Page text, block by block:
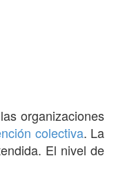
organizaciones
colectiva. La
El nivel de